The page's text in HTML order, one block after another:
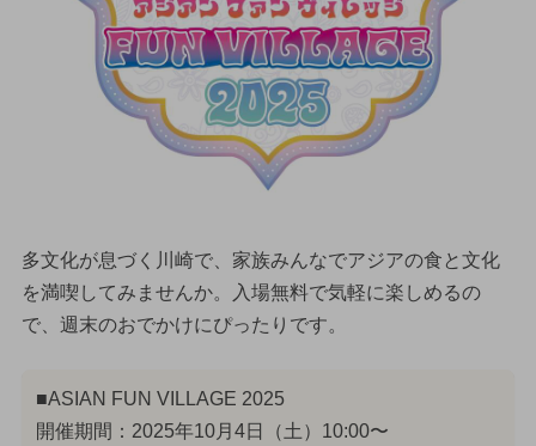
多文化が息づく川崎で、家族みんなでアジアの食と文化
を満喫してみませんか。入場無料で気軽に楽しめるの
で、週末のおでかけにぴったりです。
■ASIAN FUN VILLAGE 2025
開催期間：2025年10月4日（土）10:00〜